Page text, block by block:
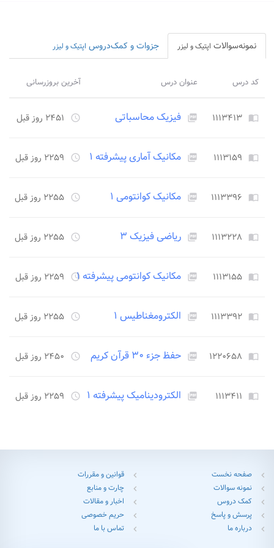
نمونه‌سوالات اپتیک و لیزر جزوات و کمک‌دروس اپتیک و لیزر
کد درس عنوان درس آخرین بروزرسانی
import_contacts ۱۱۱۳۴۱۳ picture_as_pdf فیزیک محاسباتی access_time ۲۴۵۱ روز قبل
import_contacts ۱۱۱۳۱۵۹ picture_as_pdf مکانیک آماری پیشرفته ۱ access_time ۲۲۵۹ روز قبل
import_contacts ۱۱۱۳۳۹۶ picture_as_pdf مکانیک کوانتومی ۱ access_time ۲۲۵۵ روز قبل
import_contacts ۱۱۱۳۲۲۸ picture_as_pdf ریاضی فیزیک ۳ access_time ۲۲۵۵ روز قبل
import_contacts ۱۱۱۳۱۵۵ picture_as_pdf مکانیک کوانتومی پیشرفته ۱ access_time ۲۲۵۹ روز قبل
import_contacts ۱۱۱۳۳۹۲ picture_as_pdf الکترومغناطیس ۱ access_time ۲۲۵۵ روز قبل
import_contacts ۱۲۲۰۶۵۸ picture_as_pdf حفظ جزء ۳۰ قرآن کریم access_time ۲۴۵۰ روز قبل
import_contacts ۱۱۱۳۴۱۱ picture_as_pdf الکترودینامیک پیشرفته ۱ access_time ۲۲۵۹ روز قبل
chevron_left صفحه نخست chevron_left قوانین و مقررات
chevron_left نمونه سوالات chevron_left چارت و منابع
chevron_left کمک دروس chevron_left اخبار و مقالات
chevron_left پرسش و پاسخ chevron_left حریم خصوصی
chevron_left درباره ما chevron_left تماس با ما